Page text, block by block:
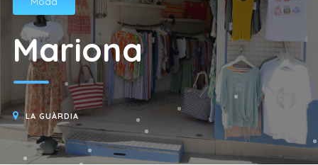
Mariona
LA GUÀRDIA